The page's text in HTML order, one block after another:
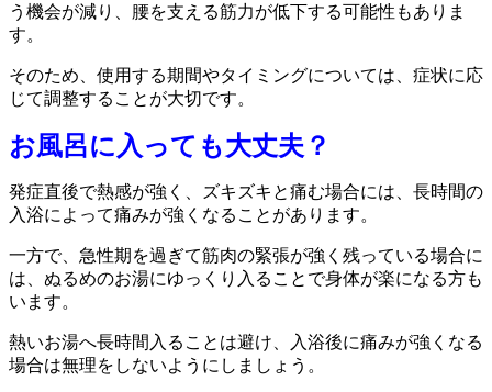
う機会が減り、腰を支える筋力が低下する可能性もありま
す。
そのため、使用する期間やタイミングについては、症状に応
じて調整することが大切です。
お風呂に入っても大丈夫？
発症直後で熱感が強く、ズキズキと痛む場合には、長時間の
入浴によって痛みが強くなることがあります。
一方で、急性期を過ぎて筋肉の緊張が強く残っている場合に
は、ぬるめのお湯にゆっくり入ることで身体が楽になる方も
います。
熱いお湯へ長時間入ることは避け、入浴後に痛みが強くなる
場合は無理をしないようにしましょう。